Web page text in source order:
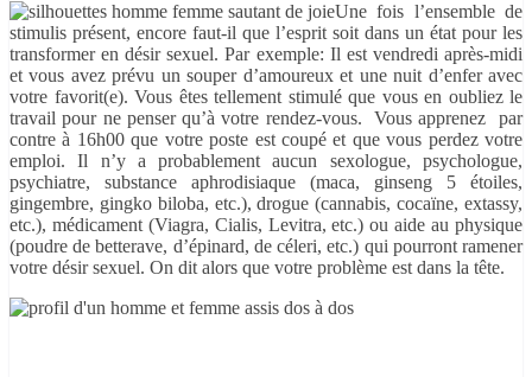
Une fois l’ensemble de
stimulis présent, encore faut-il que l’esprit soit dans un état pour les
transformer en désir sexuel. Par exemple: Il est vendredi après-midi
et vous avez prévu un souper d’amoureux et une nuit d’enfer avec
votre favorit(e). Vous êtes tellement stimulé que vous en oubliez le
travail pour ne penser qu’à votre rendez-vous. Vous apprenez par
contre à 16h00 que votre poste est coupé et que vous perdez votre
emploi. Il n’y a probablement aucun sexologue, psychologue,
psychiatre, substance aphrodisiaque (maca, ginseng 5 étoiles,
gingembre, gingko biloba, etc.), drogue (cannabis, cocaïne, extassy,
etc.), médicament (Viagra, Cialis, Levitra, etc.) ou aide au physique
(poudre de betterave, d’épinard, de céleri, etc.) qui pourront ramener
votre désir sexuel. On dit alors que votre problème est dans la tête.